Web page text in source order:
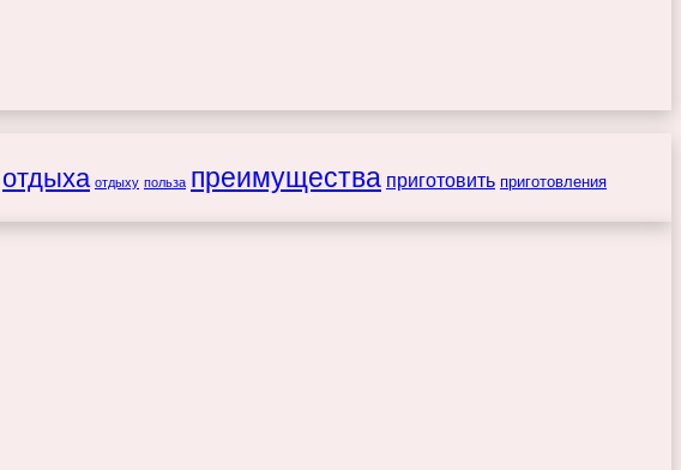
отдыха отдыху польза преимущества приготовить приготовления